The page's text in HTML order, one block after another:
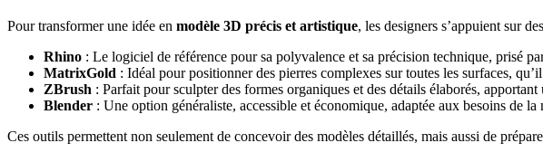
Pour transformer une idée en modèle 3D précis et artistique, les designers s’appuient sur des
Rhino : Le logiciel de référence pour sa polyvalence et sa précision technique, prisé
MatrixGold : Idéal pour positionner des pierres complexes sur toutes les surfaces,
ZBrush : Parfait pour sculpter des formes organiques et des détails élaborés,
Blender : Une option généraliste, accessible et économique, adaptée aux besoins de
Ces outils permettent non seulement de concevoir des modèles détaillés, mais aussi de